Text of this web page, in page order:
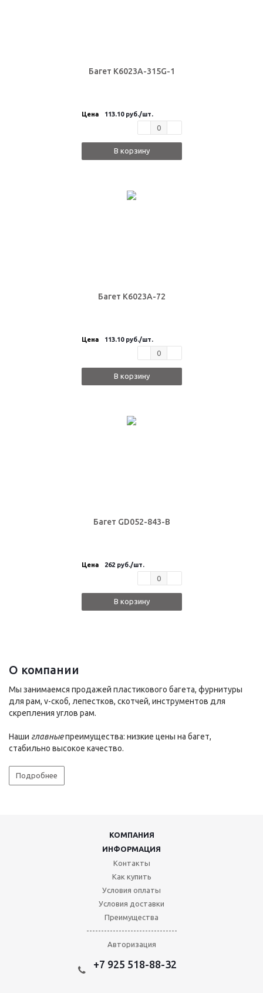
Багет K6023A-315G-1
Цена 113.10 руб./шт.
В корзину
Багет K6023A-72
Цена 113.10 руб./шт.
В корзину
Багет GD052-843-B
Цена 262 руб./шт.
В корзину
О компании
Мы занимаемся продажей пластикового багета, фурнитуры
для рам, v-скоб, лепестков, скотчей, инструментов для
скрепления углов рам.
Наши главныепреимущества: низкие цены на багет,
стабильно высокое качество.
Подробнее
КОМПАНИЯ
ИНФОРМАЦИЯ
Контакты
Как купить
Условия оплаты
Условия доставки
Преимущества
-------------------------------
Авторизация
+7 925 518-88-32